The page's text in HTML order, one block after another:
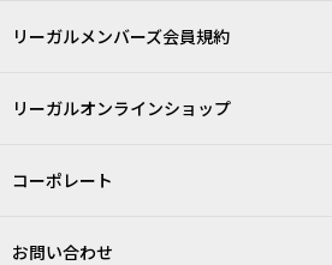
リーガルメンバーズ会員規約
リーガルオンラインショップ
コーポレート
お問い合わせ